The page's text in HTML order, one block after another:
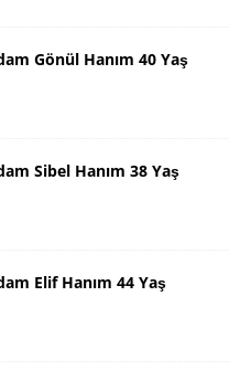
Gönül Hanım 40 Yaş
Sibel Hanım 38 Yaş
Elif Hanım 44 Yaş